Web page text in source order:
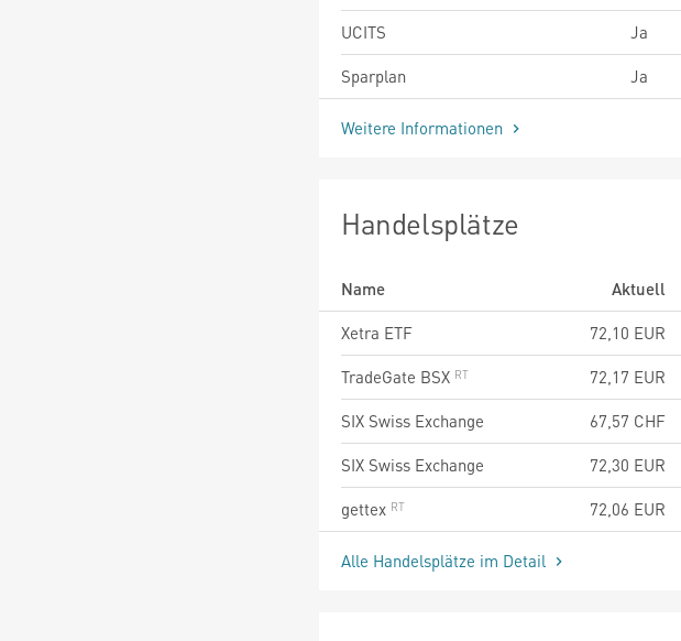
UCITS
Ja
Sparplan
Ja
Weitere Informationen
Handelsplätze
Name Aktuell
Xetra ETF
72,10 EUR
TradeGate BSX
72,17 EUR
SIX Swiss Exchange
67,57 CHF
SIX Swiss Exchange
72,30 EUR
gettex
72,06 EUR
Alle Handelsplätze im Detail